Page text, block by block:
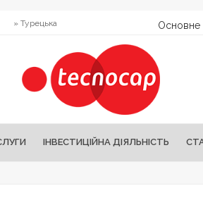
» Турецька Основне
ІНВЕСТИЦІЙНА ДІЯЛЬНІСТЬ